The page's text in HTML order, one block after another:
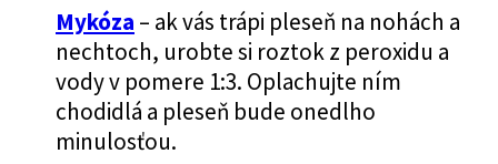
Mykóza – ak vás trápi pleseň na nohách a
nechtoch, urobte si roztok z peroxidu a
vody v pomere 1:3. Oplachujte ním
chodidlá a pleseň bude onedlho
minulosťou.